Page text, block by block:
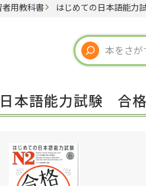
留学生向け専門分野
練習問題
日本語学習関連副読本
カード・ゲーム・絵教材
ドイツ語辞典
語学・文法辞典
多言語社会・言語政策
者用教科書 はじめての日本語能力
本語能力試験 合